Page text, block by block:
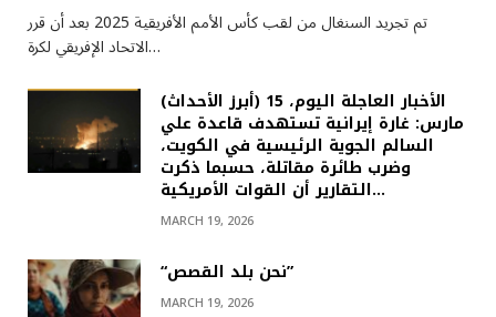
تم تجريد السنغال من لقب كأس الأمم الأفريقية 2025 بعد أن قرر
الاتحاد الإفريقي لكرة…
(أبرز الأحداث) الأخبار العاجلة اليوم، 15
مارس: غارة إيرانية تستهدف قاعدة علي
السالم الجوية الرئيسية في الكويت،
وضرب طائرة مقاتلة، حسبما ذكرت
التقارير أن القوات الأمريكية…
MARCH 19, 2026
“نحن بلد القصص”
MARCH 19, 2026